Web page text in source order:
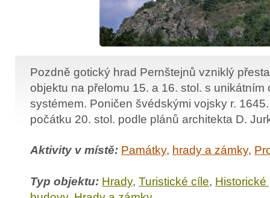
Pozdně gotický hrad Pernštejnů vzniklý
objektu na přelomu 15. a 16. stol. s unikátním
systémem. Poničen švédskými vojsky r.
počátku 20. stol. podle plánů architekta D.
Aktivity v místě: Památky, hrady a zámky,
Typ objektu: Hrady, Turistické cíle, Historické